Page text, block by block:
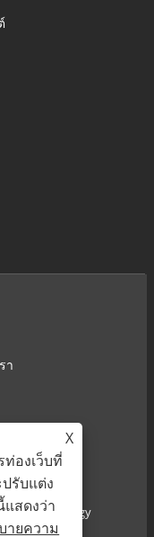
า
Technology
X
องเว็บที่
รับแต่ง
สดงว่า
ายความ